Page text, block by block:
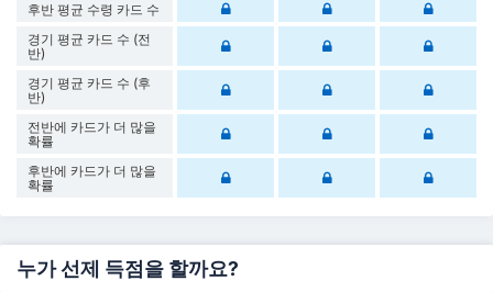
후반 평균 수령 카드 수
경기 평균 카드 수 (전
반)
경기 평균 카드 수 (후
반)
전반에 카드가 더 많을
확률
후반에 카드가 더 많을
확률
누가 선제 득점을 할까요?